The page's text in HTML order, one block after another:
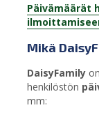
Päivämäärät
Mikä
DaisyFamily
henkilöstön
mm: